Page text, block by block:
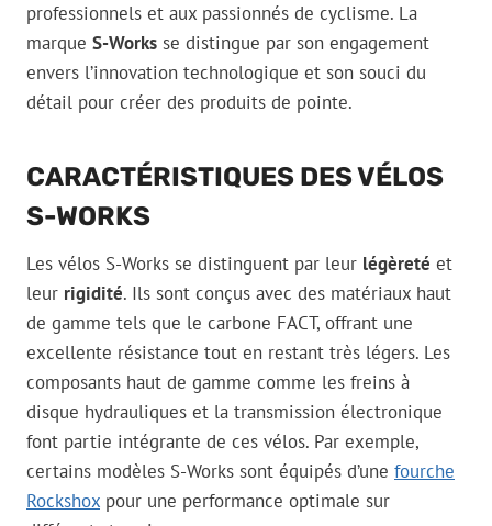
professionnels et aux passionnés de cyclisme. La
marque S-Works se distingue par son engagement
envers l’innovation technologique et son souci du
détail pour créer des produits de pointe.
CARACTÉRISTIQUES DES VÉLOS
S-WORKS
Les vélos S-Works se distinguent par leur légèreté et
leur rigidité. Ils sont conçus avec des matériaux haut
de gamme tels que le carbone FACT, offrant une
excellente résistance tout en restant très légers. Les
composants haut de gamme comme les freins à
disque hydrauliques et la transmission électronique
font partie intégrante de ces vélos. Par exemple,
certains modèles S-Works sont équipés d’une fourche
Rockshox pour une performance optimale sur